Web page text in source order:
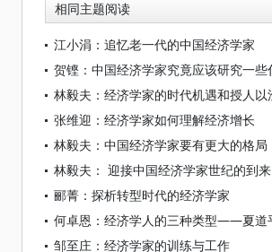
相同主题阅读
江小涓：追忆老一代的中国经济学家
张维迎：经济学家如何理解经济增长
林毅夫：中国经济学家要有更大的格局
林毅夫： 迎接中国经济学家世纪的到来
郦菁：探析转型时代的经济学家
邹至庄：经济学家的训练与工作